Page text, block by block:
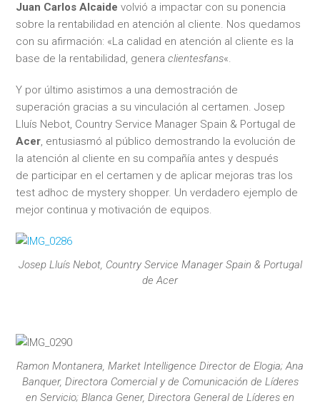
Juan Carlos Alcaide volvió a impactar con su ponencia
sobre la rentabilidad en atención al cliente. Nos quedamos
con su afirmación: «La calidad en atención al cliente es la
base de la rentabilidad, generaclientesfans«.
Y por último asistimos a una demostración de
superación gracias a su vinculación al certamen. Josep
Lluís Nebot, Country Service Manager Spain & Portugal de
Acer, entusiasmó al público demostrando la evolución de
la atención al cliente en su compañía antes y después
de participar en el certamen y de aplicar mejoras tras los
test adhoc de mystery shopper. Un verdadero ejemplo de
mejor continua y motivación de equipos.
Josep Lluís Nebot, Country Service Manager Spain & Portugal
de Acer
Ramon Montanera, Market Intelligence Director de Elogia; Ana
Banquer, Directora Comercial y de Comunicación de Líderes
en Servicio; Blanca Gener, Directora General de Líderes en